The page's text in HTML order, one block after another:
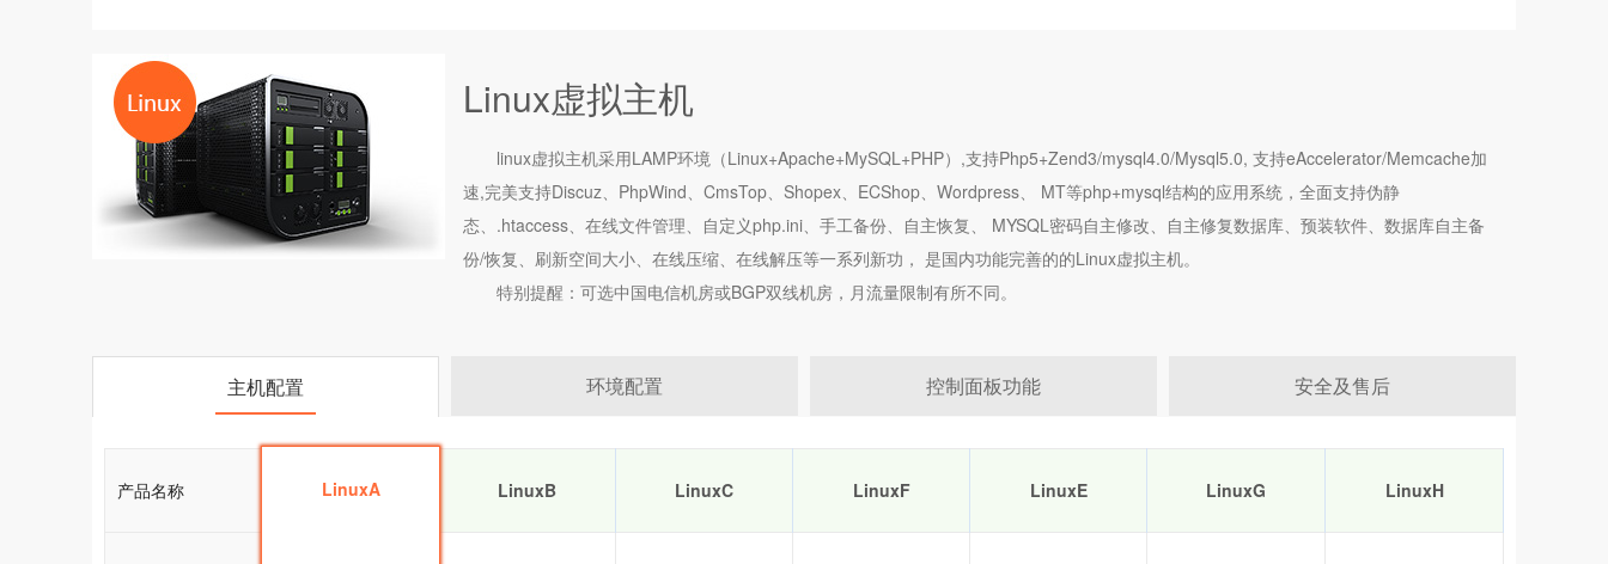
Linux虚拟主机
linux虚拟主机采用LAMP环境（Linux+Apache+MySQL+PHP）,支持Php5+Zend3/mysql4.0/Mysql5.0, 支持eAccelerator/Memcache加
速,完美支持Discuz、PhpWind、CmsTop、Shopex、ECShop、Wordpress、 MT等php+mysql结构的应用系统，全面支持伪静
态、.htaccess、在线文件管理、自定义php.ini、手工备份、自主恢复、 MYSQL密码自主修改、自主修复数据库、预装软件、数据库自主备
份/恢复、刷新空间大小、在线压缩、在线解压等一系列新功， 是国内功能完善的的Linux虚拟主机。
特别提醒：可选中国电信机房或BGP双线机房，月流量限制有所不同。
主机配置 环境配置 控制面板功能 安全及售后
产品名称 LinuxA LinuxB LinuxC LinuxF LinuxE LinuxG LinuxH
LinuxA